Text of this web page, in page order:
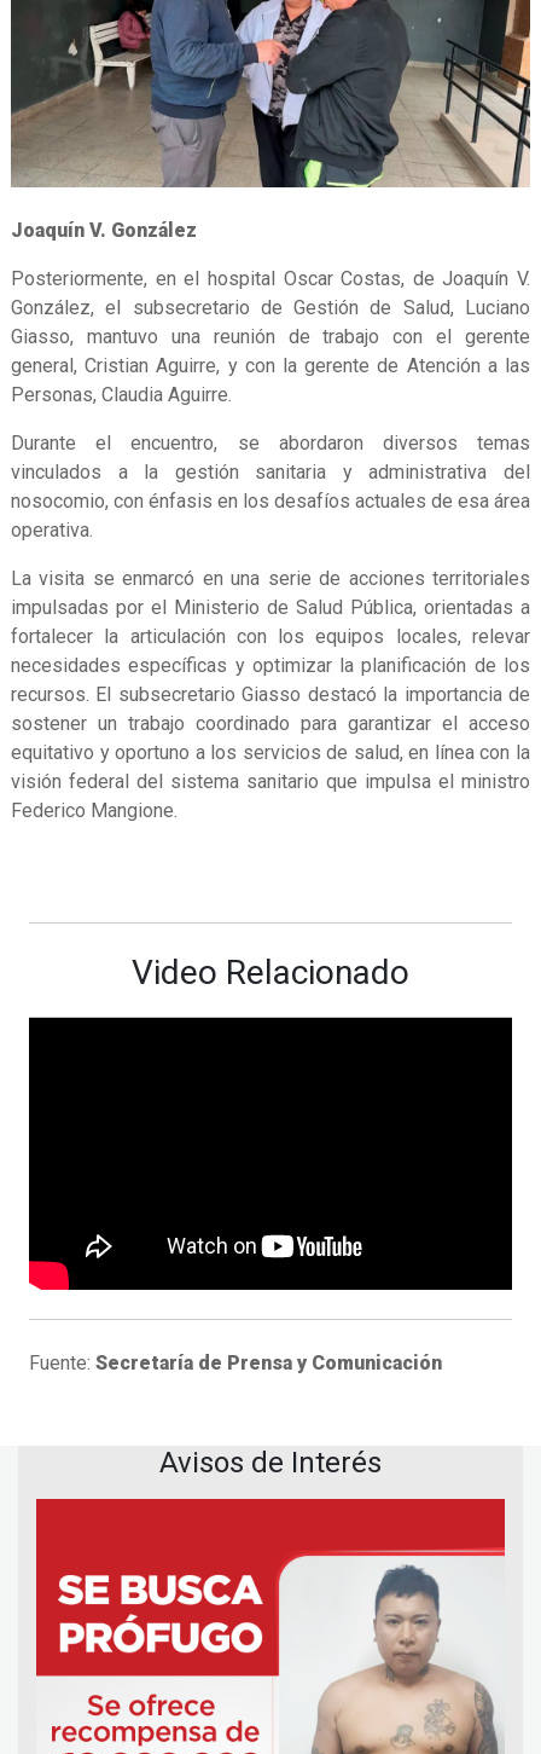
Joaquín V. González
Posteriormente, en el hospital Oscar Costas, de Joaquín V.
González, el subsecretario de Gestión de Salud, Luciano
Giasso, mantuvo una reunión de trabajo con el gerente
general, Cristian Aguirre, y con la gerente de Atención a las
Personas, Claudia Aguirre.
Durante el encuentro, se abordaron diversos temas
vinculados a la gestión sanitaria y administrativa del
nosocomio, con énfasis en los desafíos actuales de esa área
operativa.
La visita se enmarcó en una serie de acciones territoriales
impulsadas por el Ministerio de Salud Pública, orientadas a
fortalecer la articulación con los equipos locales, relevar
necesidades específicas y optimizar la planificación de los
recursos. El subsecretario Giasso destacó la importancia de
sostener un trabajo coordinado para garantizar el acceso
equitativo y oportuno a los servicios de salud, en línea con la
visión federal del sistema sanitario que impulsa el ministro
Federico Mangione.
Video Relacionado
Fuente: Secretaría de Prensa y Comunicación
Avisos de Interés